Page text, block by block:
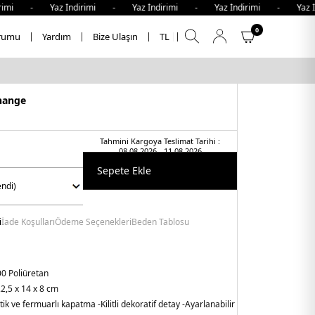
İndirimi - Yaz İndirimi - Yaz İndirimi -
Yardım Bize Ulaşın TL
0
Tahmini Kargoya Teslimat Tarihi :
08.08.2026 - 11.08.2026
Sepete Ekle
İade KoşullarıÖdeme SeçenekleriBeden Tablosu
Poliüretan
x 14 x 8 cm
ve fermuarlı kapatma -Kilitli dekoratif detay-Ayarlanabilir